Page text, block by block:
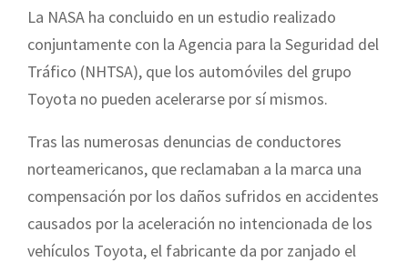
La NASA ha concluido en un estudio realizado
conjuntamente con la Agencia para la Seguridad del
Tráfico (NHTSA), que los automóviles del grupo
Toyota no pueden acelerarse por sí mismos.
Tras las numerosas denuncias de conductores
norteamericanos, que reclamaban a la marca una
compensación por los daños sufridos en accidentes
causados por la aceleración no intencionada de los
vehículos Toyota, el fabricante da por zanjado el